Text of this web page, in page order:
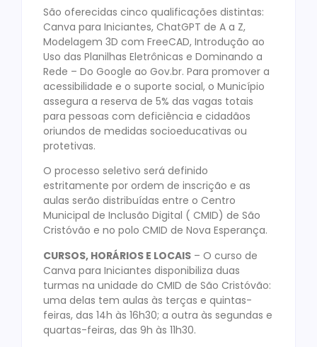
São oferecidas cinco qualificações distintas:
Canva para Iniciantes, ChatGPT de A a Z,
Modelagem 3D com FreeCAD, Introdução ao
Uso das Planilhas Eletrônicas e Dominando a
Rede – Do Google ao Gov.br. Para promover a
acessibilidade e o suporte social, o Município
assegura a reserva de 5% das vagas totais
para pessoas com deficiência e cidadãos
oriundos de medidas socioeducativas ou
protetivas.
O processo seletivo será definido
estritamente por ordem de inscrição e as
aulas serão distribuídas entre o Centro
Municipal de Inclusão Digital ( CMID) de São
Cristóvão e no polo CMID de Nova Esperança.
CURSOS, HORÁRIOS E LOCAIS – O curso de
Canva para Iniciantes disponibiliza duas
turmas na unidade do CMID de São Cristóvão:
uma delas tem aulas às terças e quintas-
feiras, das 14h às 16h30; a outra às segundas e
quartas-feiras, das 9h às 11h30.